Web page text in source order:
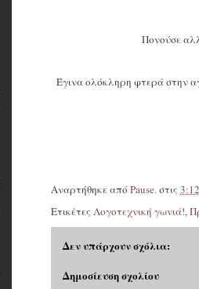
Πονούσε
Έγινα ολόκληρη φτερά στην
Αναρτήθηκε από Pause.στις
Ετικέτες Λογοτεχνική γωνιά!,
Δεν υπάρχουν σχόλια:
Δημοσίευση σχολίου